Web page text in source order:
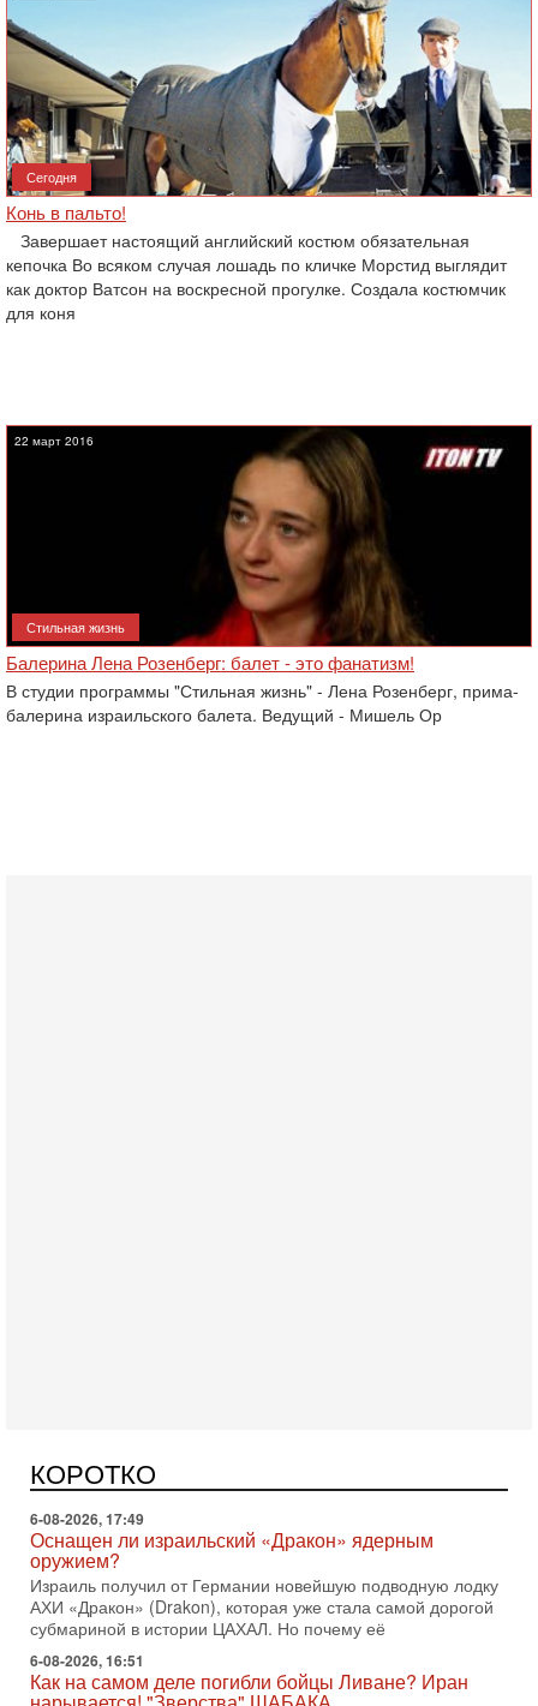
Сегодня
Конь в пальто!
Завершает настоящий английский костюм обязательная
кепочка Во всяком случая лошадь по кличке Морстид выглядит
как доктор Ватсон на воскресной прогулке. Создала костюмчик
для коня
22 март 2016
Стильная жизнь
Балерина Лена Розенберг: балет - это фанатизм!
В студии программы "Стильная жизнь" - Лена Розенберг, прима-
балерина израильского балета. Ведущий - Мишель Ор
КОРОТКО
6-08-2026, 17:49
оружием?
Израиль получил от Германии новейшую подводную лодку
АХИ «Дракон» (Drakon), которая уже стала самой дорогой
субмариной в истории ЦАХАЛ. Но почему её
6-08-2026, 16:51
Как на самом деле погибли бойцы Ливане? Иран
нарывается! "Зверства" ШАБАКА
В эфире телеканала ITON-TV Григорий Тамар, офицер